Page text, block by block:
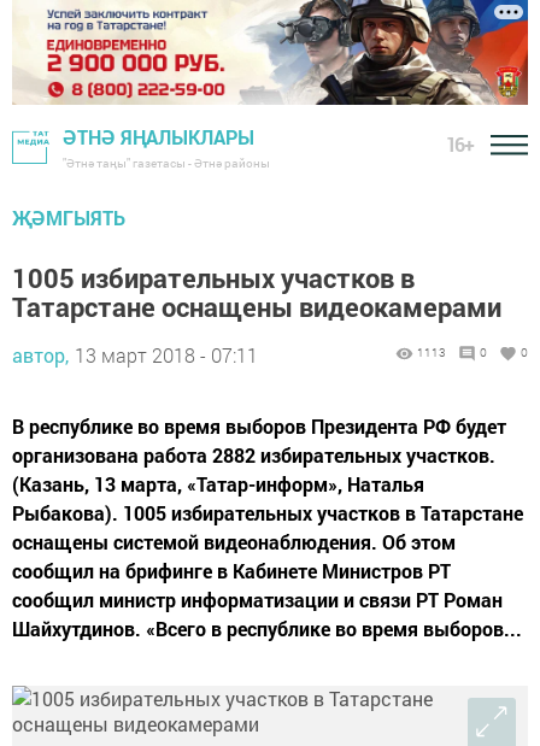
ӘТНӘ ЯҢАЛЫКЛАРЫ
"Әтнә таңы" газетасы - Әтнә районы
16+
ҖӘМГЫЯТЬ
1005 избирательных участков в
Татарстане оснащены видеокамерами
автор, 13 март 2018 - 07:11 1113 0 0
В республике во время выборов Президента РФ будет
организована работа 2882 избирательных участков.
(Казань, 13 марта, «Татар-информ», Наталья
Рыбакова). 1005 избирательных участков в Татарстане
оснащены системой видеонаблюдения. Об этом
сообщил на брифинге в Кабинете Министров РТ
сообщил министр информатизации и связи РТ Роман
Шайхутдинов. «Всего в республике во время выборов...